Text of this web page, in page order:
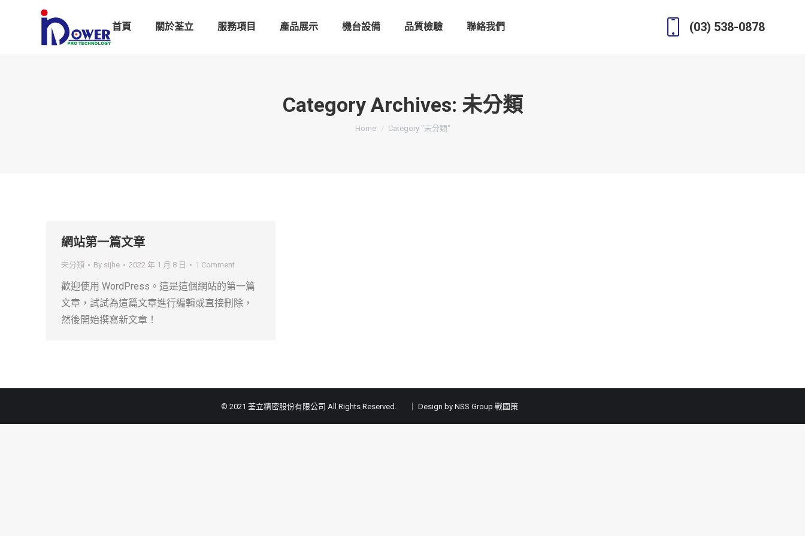
首頁 關於荃立 服務項目 產品展示 機台設備 品質檢驗 聯絡我們 (03) 538-0878
Category Archives: 未分類
You are here:
Home Category "未分類"
網站第一篇文章
未分類 By sijhe 2022 年 1 月 8 日 1 Comment
歡迎使用 WordPress。這是這個網站的第一篇
文章，試試為這篇文章進行編輯或直接刪除，
然後開始撰寫新文章！
© 2021 荃立精密股份有限公司 All Rights Reserved. ｜ Design by NSS Group 戰國策